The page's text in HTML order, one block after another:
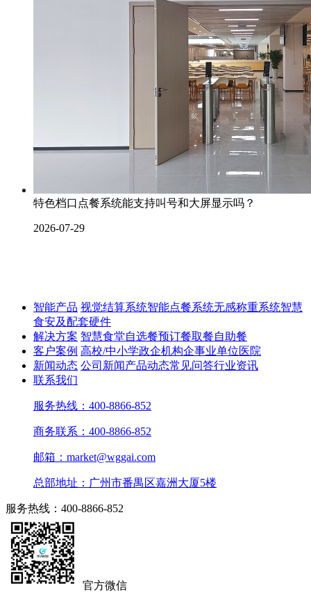
特色档口点餐系统能支持叫号和大屏显示吗？
2026-07-29
智能产品 视觉结算系统智能点餐系统无感称重系统智慧
食安及配套硬件
解决方案 智慧食堂自选餐预订餐取餐自助餐
客户案例 高校/中小学政企机构企事业单位医院
新闻动态 公司新闻产品动态常见问答行业资讯
联系我们
服务热线：400-8866-852
商务联系：400-8866-852
邮箱：market@wggai.com
总部地址：广州市番禺区嘉洲大厦5楼
服务热线：400-8866-852
官方微信